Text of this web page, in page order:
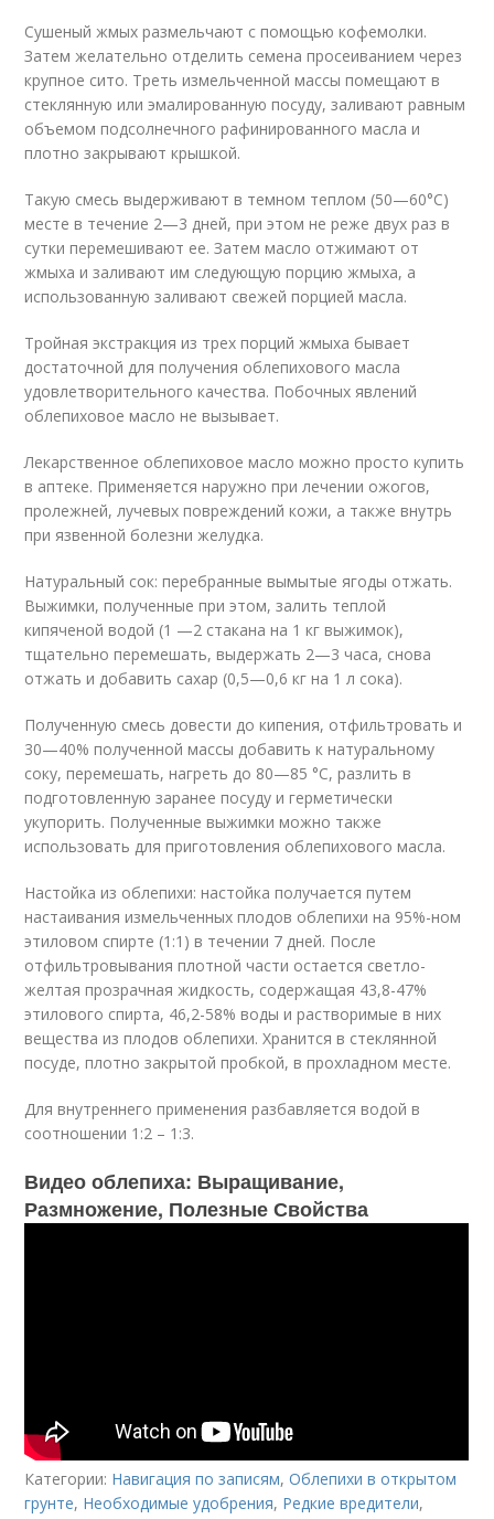
Сушеный жмых размельчают с помощью кофемолки.
Затем желательно отделить семена просеиванием через
крупное сито. Треть измельченной массы помещают в
стеклянную или эмалированную посуду, заливают равным
объемом подсолнечного рафинированного масла и
плотно закрывают крышкой.
Такую смесь выдерживают в темном теплом (50—60°С)
месте в течение 2—3 дней, при этом не реже двух раз в
сутки перемешивают ее. Затем масло отжимают от
жмыха и заливают им следующую порцию жмыха, а
использованную заливают свежей порцией масла.
Тройная экстракция из трех порций жмыха бывает
достаточной для получения облепихового масла
удовлетворительного качества. Побочных явлений
облепиховое масло не вызывает.
Лекарственное облепиховое масло можно просто купить
в аптеке. Применяется наружно при лечении ожогов,
пролежней, лучевых повреждений кожи, а также внутрь
при язвенной болезни желудка.
Натуральный сок: перебранные вымытые ягоды отжать.
Выжимки, полученные при этом, залить теплой
кипяченой водой (1 —2 стакана на 1 кг выжимок),
тщательно перемешать, выдержать 2—3 часа, снова
отжать и добавить сахар (0,5—0,6 кг на 1 л сока).
Полученную смесь довести до кипения, отфильтровать и
30—40% полученной массы добавить к натуральному
соку, перемешать, нагреть до 80—85 °С, разлить в
подготовленную заранее посуду и герметически
укупорить. Полученные выжимки можно также
использовать для приготовления облепихового масла.
Настойка из облепихи: настойка получается путем
настаивания измельченных плодов облепихи на 95%-ном
этиловом спирте (1:1) в течении 7 дней. После
отфильтровывания плотной части остается светло-
желтая прозрачная жидкость, содержащая 43,8-47%
этилового спирта, 46,2-58% воды и растворимые в них
вещества из плодов облепихи. Хранится в стеклянной
посуде, плотно закрытой пробкой, в прохладном месте.
Для внутреннего применения разбавляется водой в
соотношении 1:2 – 1:3.
Видео облепиха: Выращивание,
Размножение, Полезные Свойства
Категории: Навигация по записям,Облепихи в открытом
грунте, Необходимые удобрения, Редкие вредители,